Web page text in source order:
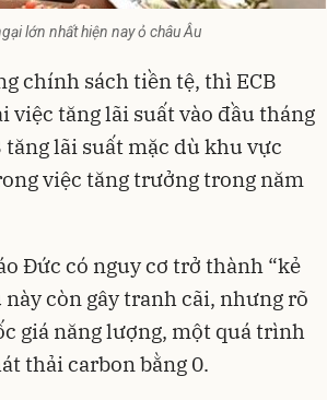
lớn nhất hiện nay ỏ châu Âu
chính sách tiền tệ, thì ECB
việc tăng lãi suất vào đầu tháng
lãi suất mặc dù khu vực
việc tăng trưởng trong năm
Đức có nguy cơ trở thành “kẻ
còn gây tranh cãi, nhưng rõ
giá năng lượng, một quá trình
thải carbon bằng 0.